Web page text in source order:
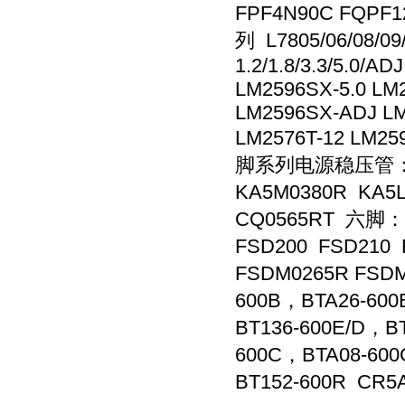
FPF4N90C
列 L7805/06/08/
1.2/1.8/3.3/5.0/
LM2596SX-5.0
LM2596SX-ADJ
LM2576T-12
脚系列电源稳压管
KA5M0380R
CQ0565RT 六脚
FSD200 FSD210
FSDM0265R
600B，BTA26-
BT136-600E/D，
600C，BTA08-
BT152-600R